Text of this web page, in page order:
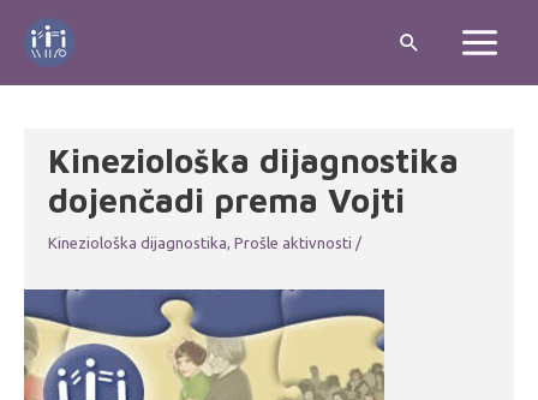
Search
Main
Kineziološka dijagnostika
dojenčadi prema Vojti
Kineziološka dijagnostika, Prošle aktivnosti /